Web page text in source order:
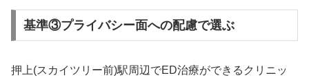
基準③プライバシー面への配慮で選ぶ
押上(スカイツリー前)駅周辺でED治療ができるクリニッ